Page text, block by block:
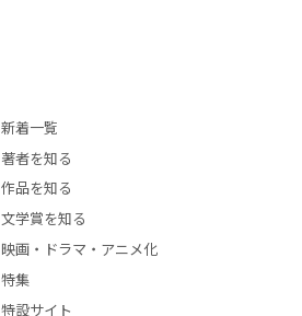
新着一覧
著者を知る
作品を知る
文学賞を知る
映画・ドラマ・アニメ化
特集
特設サイト